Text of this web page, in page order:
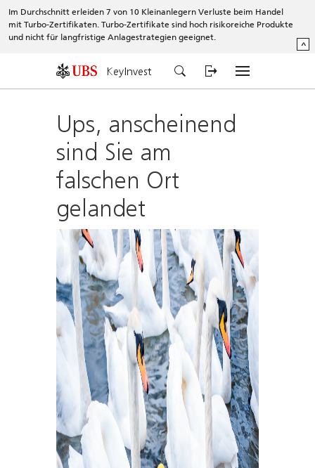
Im Durchschnitt erleiden 7 von 10 Kleinanlegern Verluste beim Handel
mit Turbo-Zertifikaten. Turbo-Zertifikate sind hoch risikoreiche Produkte
und nicht für langfristige Anlagestrategien geeignet.
^
KeyInvest
Ups, anscheinend
sind Sie am
falschen Ort
gelandet